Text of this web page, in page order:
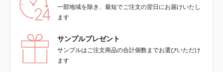
一部地域を除き、最短でご注文の翌日にお届けいたし
ます
サンプルプレゼント
サンプルはご注文商品の合計個数までお選びいただけ
ます